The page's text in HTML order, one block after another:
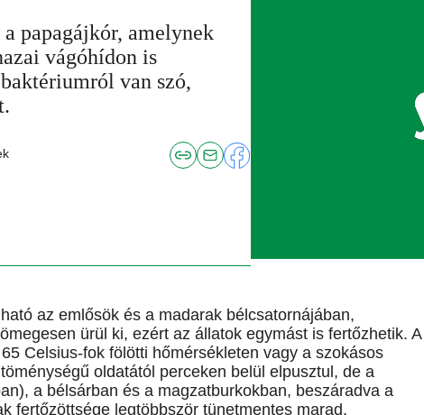
papagájkór, amelynek
vágóhídon is
van szó,
az emlősök és a madarak bélcsatornájában,
ürül ki, ezért az állatok egymást is fertőzhetik. A
Celsius-fok fölötti hőmérsékleten vagy a szokásos
oldatától perceken belül elpusztul, de a
a bélsárban és a magzatburkokban, beszáradva a
fertőzöttsége legtöbbször tünetmentes marad,